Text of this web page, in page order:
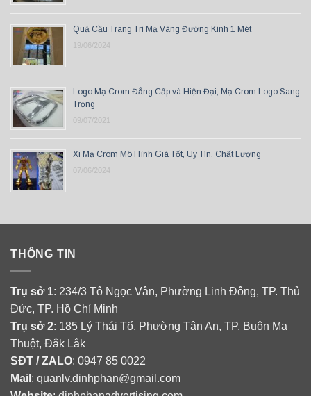
Quả Cầu Trang Trí Mạ Vàng Đường Kính 1 Mét
19/06/2024
Logo Mạ Crom Đẳng Cấp và Hiện Đại, Mạ Crom Logo Sang
Trọng
09/07/2021
Xi Mạ Crom Mô Hình Giá Tốt, Uy Tín, Chất Lượng
07/06/2024
THÔNG TIN
Trụ sở 1: 234/3 Tô Ngọc Vân, Phường Linh Đông, TP. Thủ
Đức, TP. Hồ Chí Minh
Trụ sở 2: 185 Lý Thái Tổ, Phường Tân An, TP. Buôn Ma
Thuột, Đắk Lắk
SĐT / ZALO: 0947 85 0022
Mail : quanlv.dinhphan@gmail.com